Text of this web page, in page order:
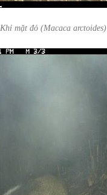
Khỉ mặt đỏ (Macaca arctoides)